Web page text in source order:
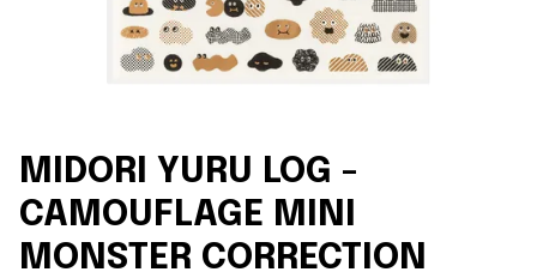
MIDORI YURU LOG -
CAMOUFLAGE MINI
MONSTER CORRECTION